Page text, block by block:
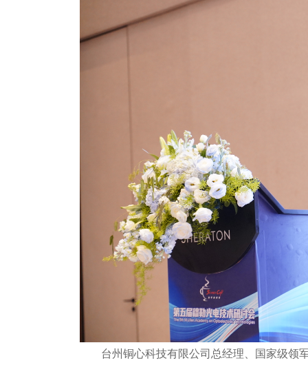
台州铜心科技有限公司总经理、国家级领